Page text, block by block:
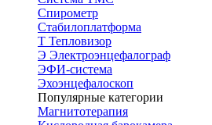
Спирометр
Стабилоплатформа
Т Тепловизор
Э Электроэнцефалограф
ЭФИ-система
Эхоэнцефалоскоп
Популярные категории
Магнитотерапия